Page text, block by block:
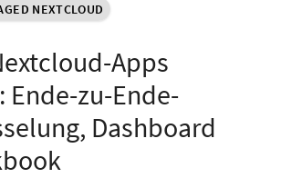
NEXTCLOUD
Apps
zu-Ende-
Dashboard